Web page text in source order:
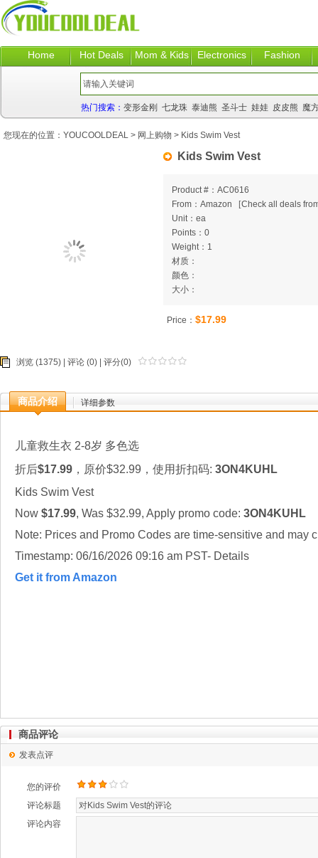
Home Hot Deals Mom & Kids Electronics Fashion
热门搜索： 变形金刚 七龙珠 泰迪熊 圣斗士 娃娃 皮皮熊 魔
Kids Swim Vest
Product #：AC0616
From：Amazon
[Check all deals
Unit：ea
Points：0
Weight：1
材质：
颜色：
大小：
Price： $17.99
浏览 (1375) | 评论 (0) | 评分(0)
商品介绍 详细参数
儿童救生衣 2-8岁 多色选
折后$17.99 ，原价$32.99，使用折扣码: 3ON4KUHL
Kids Swim Vest
Now $17.99, Was $32.99, Apply promo code: 3ON4KUHL
Note: Prices and Promo Codes are time-sensitive and may
Timestamp: 06/16/2026 09:16 am PST- Details
Get it from Amazon
您现在的位置： YOUCOOLDEAL > 网上购物 > Kids Swim Vest
商品评论
发表点评
您的评价
评论标题
评论内容